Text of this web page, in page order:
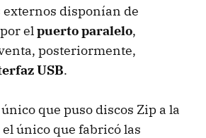
disponían de
elpuerto paralelo,
posteriormente,
USB.
que puso discos Zip a la
único que fabricó las